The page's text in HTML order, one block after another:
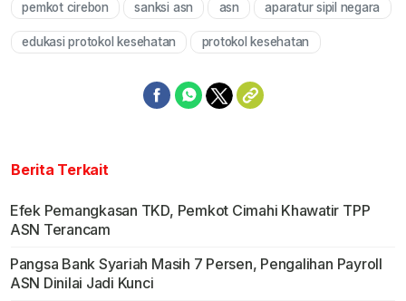
Mute
pemkot cirebon sanksi asn asn aparatur sipil negara
edukasi protokol kesehatan protokol kesehatan
Berita Terkait
Efek Pemangkasan TKD, Pemkot Cimahi Khawatir TPP
ASN Terancam
Pangsa Bank Syariah Masih 7 Persen, Pengalihan Payroll
ASN Dinilai Jadi Kunci